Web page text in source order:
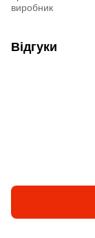
виробник
Відгуки